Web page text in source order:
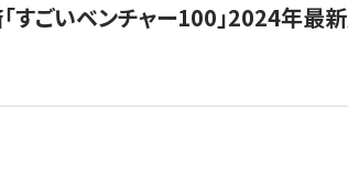
すごいベンチャー100」2024年最